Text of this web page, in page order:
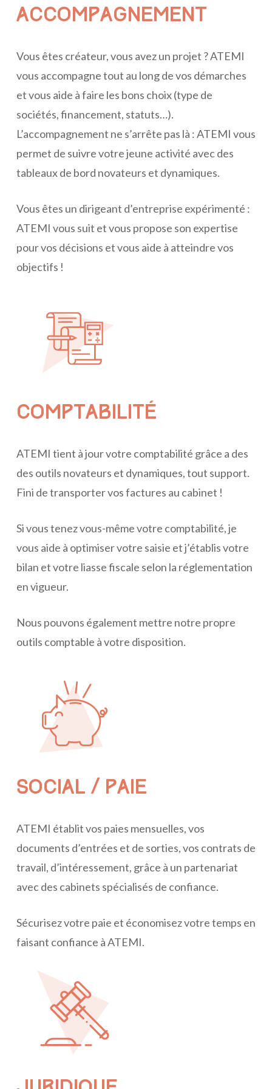
ACCOMPAGNEMENT
Vous êtes créateur, vous avez un projet ? ATEMI
vous accompagne tout au long de vos démarches
et vous aide à faire les bons choix (type de
sociétés, financement, statuts…).
L’accompagnement ne s’arrête pas là : ATEMI vous
permet de suivre votre jeune activité avec des
tableaux de bord novateurs et dynamiques.
Vous êtes un dirigeant d’entreprise expérimenté :
ATEMI vous suit et vous propose son expertise
pour vos décisions et vous aide à atteindre vos
objectifs !
COMPTABILITÉ
ATEMI tient à jour votre comptabilité grâce a des
des outils novateurs et dynamiques, tout support.
Fini de transporter vos factures au cabinet !
Si vous tenez vous-même votre comptabilité, je
vous aide à optimiser votre saisie et j’établis votre
bilan et votre liasse fiscale selon la réglementation
en vigueur.
Nous pouvons également mettre notre propre
outils comptable à votre disposition.
SOCIAL / PAIE
ATEMI établit vos paies mensuelles, vos
documents d’entrées et de sorties, vos contrats de
travail, d’intéressement, grâce à un partenariat
avec des cabinets spécialisés de confiance.
Sécurisez votre paie et économisez votre temps en
faisant confiance à ATEMI.